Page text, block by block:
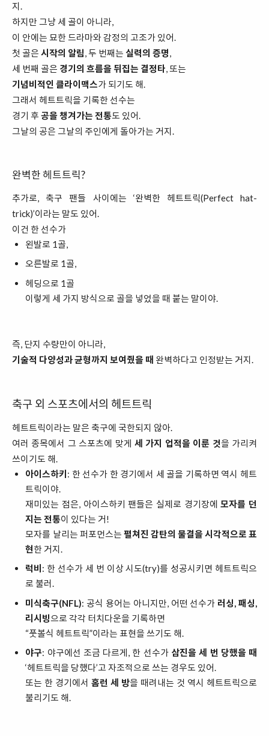
지.
하지만 그냥 세 골이 아니라,
이 안에는 묘한 드라마와 감정의 고조가 있어.
첫 골은 시작의 알림, 두 번째는 실력의 증명,
세 번째 골은 경기의 흐름을 뒤집는 결정타, 또는
기념비적인 클라이맥스가 되기도 해.
그래서 헤트트릭을 기록한 선수는
경기 후 공을 챙겨가는 전통도 있어.
그날의 공은 그날의 주인에게 돌아가는 거지.
완벽한 헤트트릭?
추가로, 축구 팬들 사이에는 ‘완벽한 헤트트릭(Perfect hat-
trick)’이라는 말도 있어.
이건 한 선수가
왼발로 1골,
오른발로 1골,
헤딩으로 1골
이렇게 세 가지 방식으로 골을 넣었을 때 붙는 말이야.
즉, 단지 수량만이 아니라,
기술적 다양성과 균형까지 보여줬을 때 완벽하다고 인정받는 거지.
축구 외 스포츠에서의 헤트트릭
헤트트릭이라는 말은 축구에 국한되지 않아.
여러 종목에서 그 스포츠에 맞게 세 가지 업적을 이룬 것을 가리켜
쓰이기도 해.
아이스하키: 한 선수가 한 경기에서 세 골을 기록하면 역시 헤트
트릭이야.
재미있는 점은, 아이스하키 팬들은 실제로 경기장에모자를 던
지는 전통이 있다는 거!
모자를 날리는 퍼포먼스는 펼쳐진 감탄의 물결을 시각적으로 표
현한 거지.
럭비 : 한 선수가 세 번 이상 시도(try)를 성공시키면 헤트트릭으
로 불러.
미식축구(NFL): 공식 용어는 아니지만, 어떤 선수가 러싱, 패싱,
리시빙으로 각각 터치다운을 기록하면
“풋볼식 헤트트릭”이라는 표현을 쓰기도 해.
야구: 야구에선 조금 다르게, 한 선수가 삼진을 세 번 당했을 때
‘헤트트릭을 당했다’고 자조적으로 쓰는 경우도 있어.
또는 한 경기에서홈런 세 방을 때려내는 것 역시 헤트트릭으로
불리기도 해.